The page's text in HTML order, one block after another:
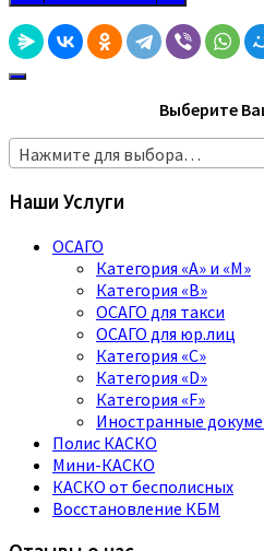
Выберите
Нажмите для выбора…
Наши Услуги
ОСАГО
Категория «A» и «M»
Категория «B»
ОСАГО для такси
ОСАГО для юр.лиц
Категория «C»
Категория «D»
Категория «F»
Иностранные
Полис КАСКО
Мини-КАСКО
КАСКО от бесполисных
Восстановление КБМ